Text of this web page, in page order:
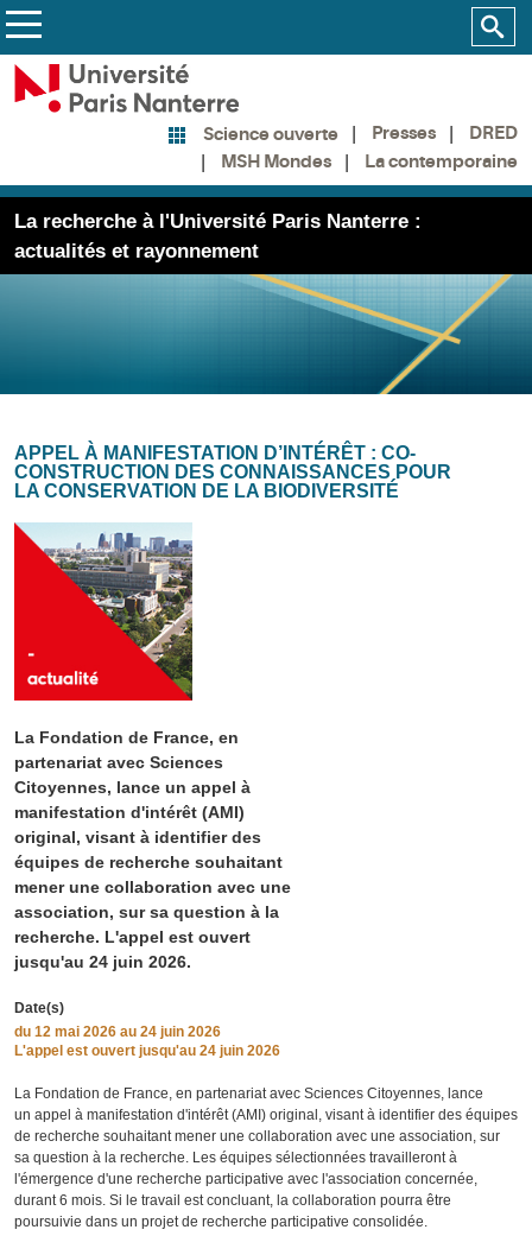
Science ouverte Presses
DRED
MSH Mondes
La contemporaine
La recherche à l'Université Paris Nanterre :
actualités et rayonnement
APPEL À MANIFESTATION D’INTÉRÊT : CO-
CONSTRUCTION DES CONNAISSANCES POUR
LA CONSERVATION DE LA BIODIVERSITÉ
La Fondation de France, en
partenariat avec Sciences
Citoyennes, lance un appel à
manifestation d'intérêt (AMI)
original, visant à identifier des
équipes de recherche souhaitant
mener une collaboration avec une
association, sur sa question à la
recherche. L'appel est ouvert
jusqu'au 24 juin 2026.
Date(s)
du 12 mai 2026 au 24 juin 2026
L'appel est ouvert jusqu'au 24 juin 2026
La Fondation de France, en partenariat avec Sciences Citoyennes, lance
un appel à manifestation d'intérêt (AMI) original, visant à identifier des équipes
de recherche souhaitant mener une collaboration avec une association, sur
sa question à la recherche. Les équipes sélectionnées travailleront à
l'émergence d'une recherche participative avec l'association concernée,
durant 6 mois. Si le travail est concluant, la collaboration pourra être
poursuivie dans un projet de recherche participative consolidée.